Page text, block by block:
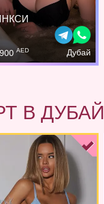
AED Дубай
В ДУБАЙ